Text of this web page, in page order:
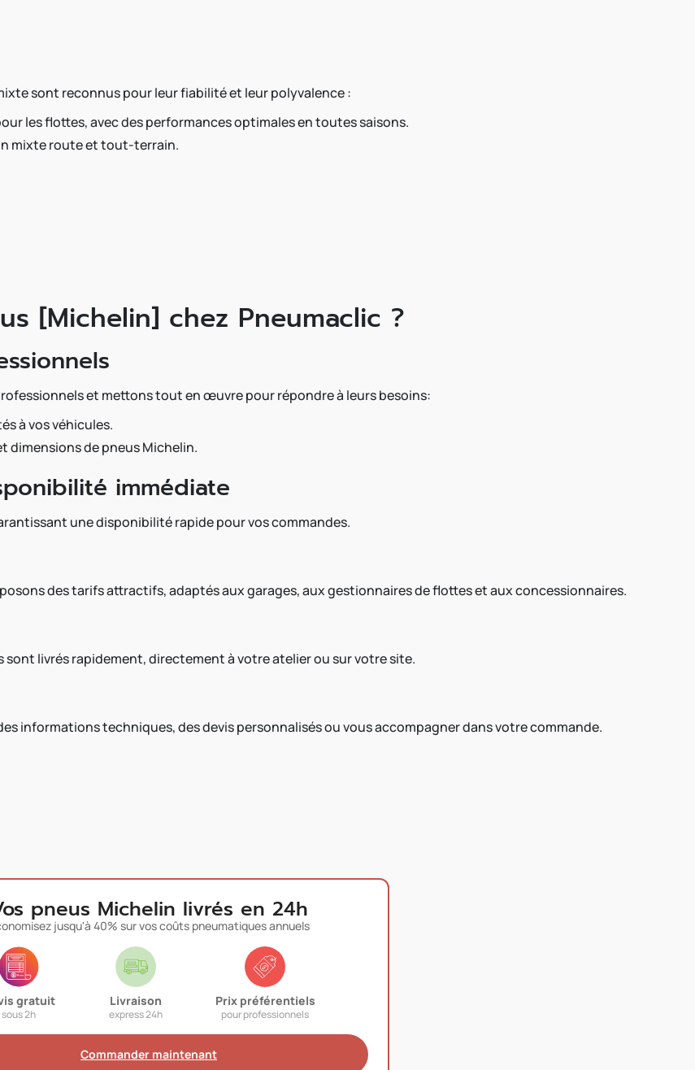
sont reconnus pour leur fiabilité et leur polyvalence :
les flottes, avec des performances optimales en toutes saisons.
mixte route et tout-terrain.
[Michelin] chez Pneumaclic ?
et mettons tout en œuvre pour répondre à leurs besoins:
à vos véhicules.
dimensions de pneus Michelin.
immédiate
une disponibilité rapide pour vos commandes.
des tarifs attractifs, adaptés aux garages, aux gestionnaires de flottes et aux concessionnaires.
sont livrés rapidement, directement à votre atelier ou sur votre site.
informations techniques, des devis personnalisés ou vous accompagner dans votre commande.
pneus Michelin livrés en 24h
jusqu'à 40% sur vos coûts pneumatiques annuels
gratuit
sous 2h
Livraison
express 24h
Prix préférentiels
pour professionnels
Commander maintenant